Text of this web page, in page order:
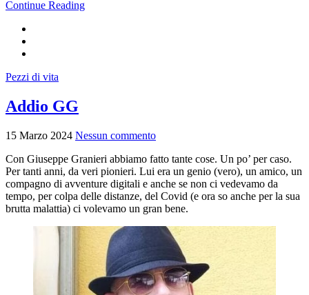
Continue Reading
Pezzi di vita
Addio GG
15 Marzo 2024 Nessun commento
Con Giuseppe Granieri abbiamo fatto tante cose. Un po’ per caso.
Per tanti anni, da veri pionieri. Lui era un genio (vero), un amico, un
compagno di avventure digitali e anche se non ci vedevamo da
tempo, per colpa delle distanze, del Covid (e ora so anche per la sua
brutta malattia) ci volevamo un gran bene.